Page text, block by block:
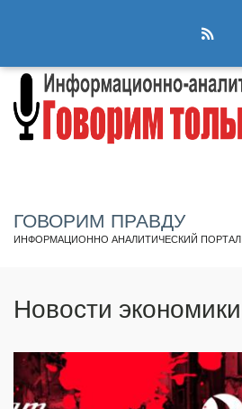
содержанию
ГОВОРИМ ПРАВДУ
ИНФОРМАЦИОННО АНАЛИТИЧЕСКИЙ ПОРТАЛ
Новости экономики